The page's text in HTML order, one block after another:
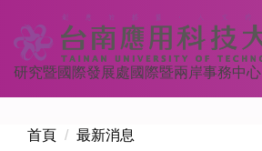
到
主
要
內
研究暨國際發展處國際暨兩岸事務中心
首頁 最新消息